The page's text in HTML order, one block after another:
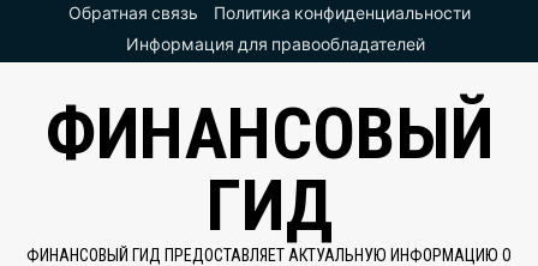
ПерейтиОбратная связь
Политика конфиденциальности
Информация для правообладателей
ФИНАНСОВЫЙ
ГИД
ФИНАНСОВЫЙ ГИД ПРЕДОСТАВЛЯЕТ АКТУАЛЬНУЮ ИНФОРМАЦИЮ О